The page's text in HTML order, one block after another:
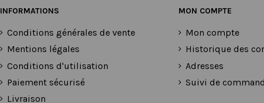
INFORMATIONS
Conditions générales de vente
Mentions légales
Conditions d'utilisation
Paiement sécurisé
Livraison
MON COMPTE
Mon compte
Historique des
Adresses
Suivi de